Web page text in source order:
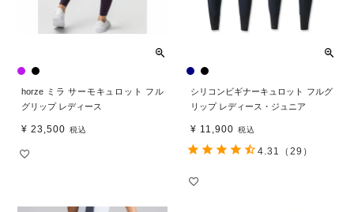
horze ミラ サーモキュロット フル
グリップ レディース
¥ 23,500 税込
シリコンビギナーキュロット フルグ
リップ レディース・ジュニア
¥ 11,900 税込
4.31 （29）